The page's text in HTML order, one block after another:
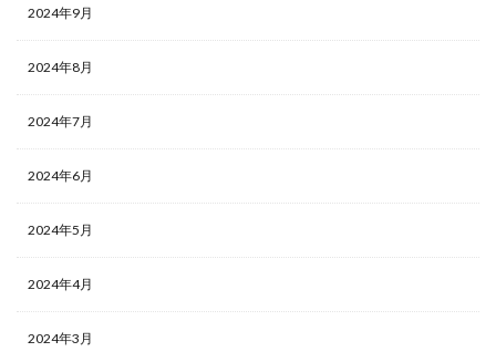
2024年9月
2024年8月
2024年7月
2024年6月
2024年5月
2024年4月
2024年3月